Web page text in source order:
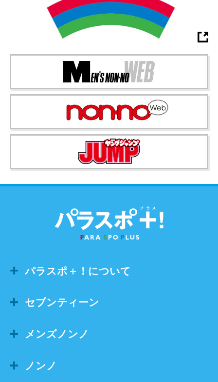
パラスポ＋！について
セブンティーン
メンズノンノ
ノンノ